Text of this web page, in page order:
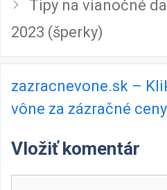
Tipy na vianočné
2023 (šperky)
zazracnevone.sk –
vône za zázračné
Vložiť komentár